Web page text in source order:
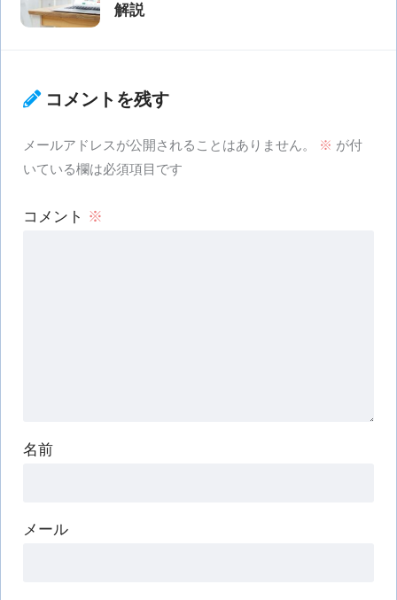
解説
コメントを残す
メールアドレスが公開されることはありません。 ※ が付
いている欄は必須項目です
コメント ※
名前
メール